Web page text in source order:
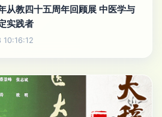
从教四十五周年回顾展 中医学与
实践者